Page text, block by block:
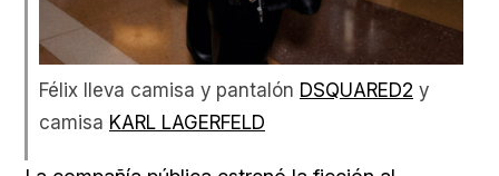
Félix lleva camisa y pantalón DSQUARED2 y
camisa KARL LAGERFELD